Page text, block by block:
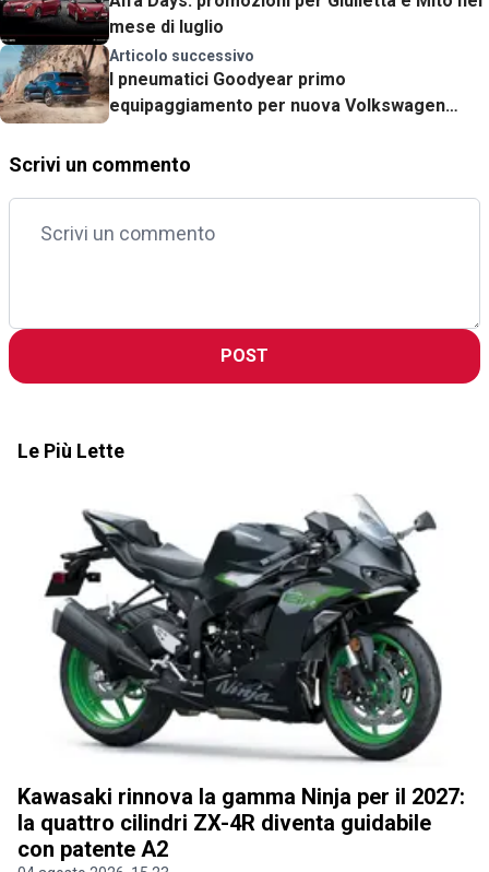
mese di luglio
Articolo successivo
I pneumatici Goodyear primo
equipaggiamento per nuova Volkswagen
Scrivi un commento
POST
Le Più Lette
Kawasaki rinnova la gamma Ninja per il 2027:
la quattro cilindri ZX-4R diventa guidabile
con patente A2